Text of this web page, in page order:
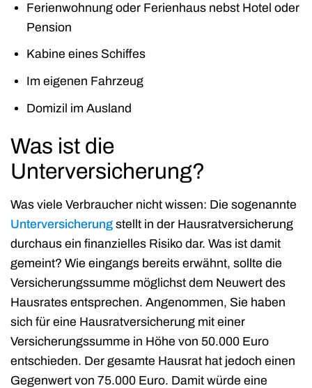
Ferienwohnung oder Ferienhaus nebst Hotel oder
Pension
Kabine eines Schiffes
Im eigenen Fahrzeug
Domizil im Ausland
Was ist die
Unterversicherung?
Was viele Verbraucher nicht wissen: Die sogenannte
Unterversicherung stellt in der Hausratversicherung
durchaus ein finanzielles Risiko dar. Was ist damit
gemeint? Wie eingangs bereits erwähnt, sollte die
Versicherungssumme möglichst dem Neuwert des
Hausrates entsprechen. Angenommen, Sie haben
sich für eine Hausratversicherung mit einer
Versicherungssumme in Höhe von 50.000 Euro
entschieden. Der gesamte Hausrat hat jedoch einen
Gegenwert von 75.000 Euro. Damit würde eine